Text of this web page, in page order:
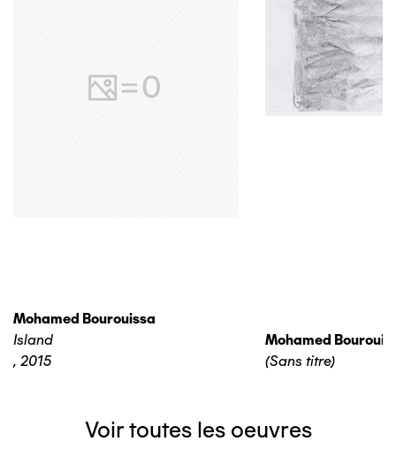
Mohamed Bourouissa
Island
, 2015
Mohamed
(Sans titre)
Voir toutes les oeuvres